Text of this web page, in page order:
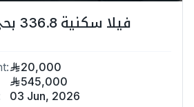
فيلا سكنية 336.8 بحي مدينة العمال
20,000
545,000
03 Jun, 2026